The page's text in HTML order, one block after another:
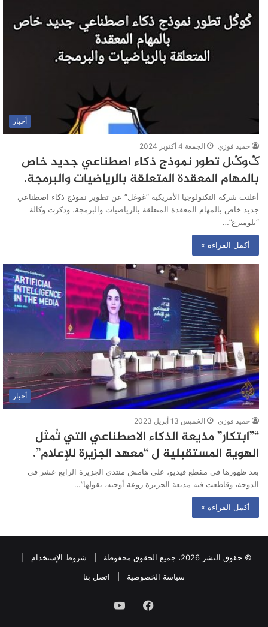
أخبار
حميد فوزي الجمعة 4 أكتوبر 2024
ݣوݣل تطور نموذج ذكاء اصطناعي جديد خاص
بالمهام المعقدة المتعلقة بالرياضيات والبرمجة.
أعلنت شركة التكنولوجيا الأمريكية “غوغل” عن تطوير نموذج ذكاء اصطناعي
جديد خاص بالمهام المعقدة المتعلقة بالرياضيات والبرمجة. وذكرت وكالة
“بلومبرغ”…
أكمل القراءة »
أخبار
حميد فوزي الخميس 13 أبريل 2023
“”ابتكار” مذيعة الذكاء الاصطناعي التي تُمثل
الهوية المستقبلية ل “معهد الجزيرة للإعلام”.
بعد ظهورها في مقطع فيديو، على هامش منتدى الجزيرة الرابع عشر في
الدوحة، وقاطعت فيه مذيعة الجزيرة روعة أوجيه، بقولها”…
أكمل القراءة »
© حقوق النشر 2026، جميع الحقوق محفوظة | شروط الإستخدام
سياسة الخصوصية
اتصل بنا
فيسبوكيوتيوب